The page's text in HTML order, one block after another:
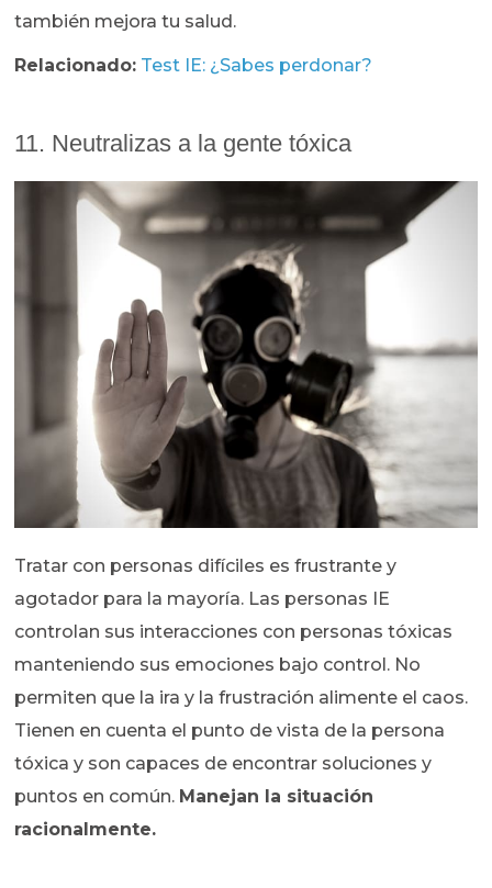
también mejora tu salud.
Relacionado: Test IE: ¿Sabes perdonar?
11. Neutralizas a la gente tóxica
Tratar con personas difíciles es frustrante y
agotador para la mayoría. Las personas IE
controlan sus interacciones con personas tóxicas
manteniendo sus emociones bajo control. No
permiten que la ira y la frustración alimente el caos.
Tienen en cuenta el punto de vista de la persona
tóxica y son capaces de encontrar soluciones y
puntos en común. Manejan la situación
racionalmente.